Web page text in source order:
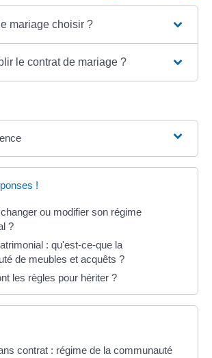
mariage choisir ?
le contrat de mariage ?
!
ou modifier son régime
?
: qu'est-ce-que la
de meubles et acquêts ?
les règles pour hériter ?
contrat : régime de la communauté